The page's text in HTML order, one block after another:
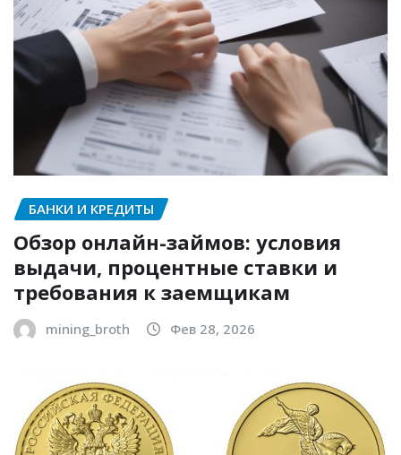
БАНКИ И КРЕДИТЫ
Обзор онлайн-займов: условия
выдачи, процентные ставки и
требования к заемщикам
mining_broth Фев 28, 2026